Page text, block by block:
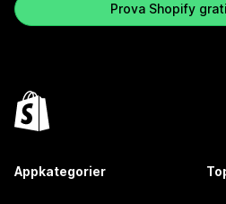
Prova Shopify
Appkategorier